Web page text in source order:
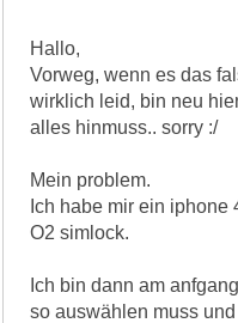
Hallo,
Vorweg, wenn es das
wirklich leid, bin neu
alles hinmuss.. sorry :/
Mein problem.
Ich habe mir ein iphone
O2 simlock.
Ich bin dann am
so auswählen muss